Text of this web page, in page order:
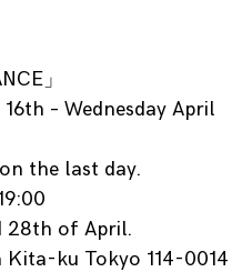
」
– Wednesday April
the last day.
28th of April.
Kita-ku Tokyo 114-0014